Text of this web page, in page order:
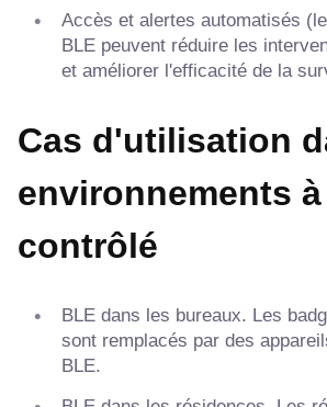
Accès et alertes automatisés
BLE peuvent réduire les
et améliorer l'efficacité de la
Cas d'utilisation
environnements
contrôlé
BLE dans les bureaux. Les
sont remplacés par des
BLE.